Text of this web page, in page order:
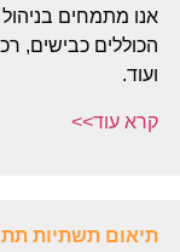
אנו מתמחים
הכוללים כבישים,
ועוד.
קרא עוד>>
תיאום תשתיות תת